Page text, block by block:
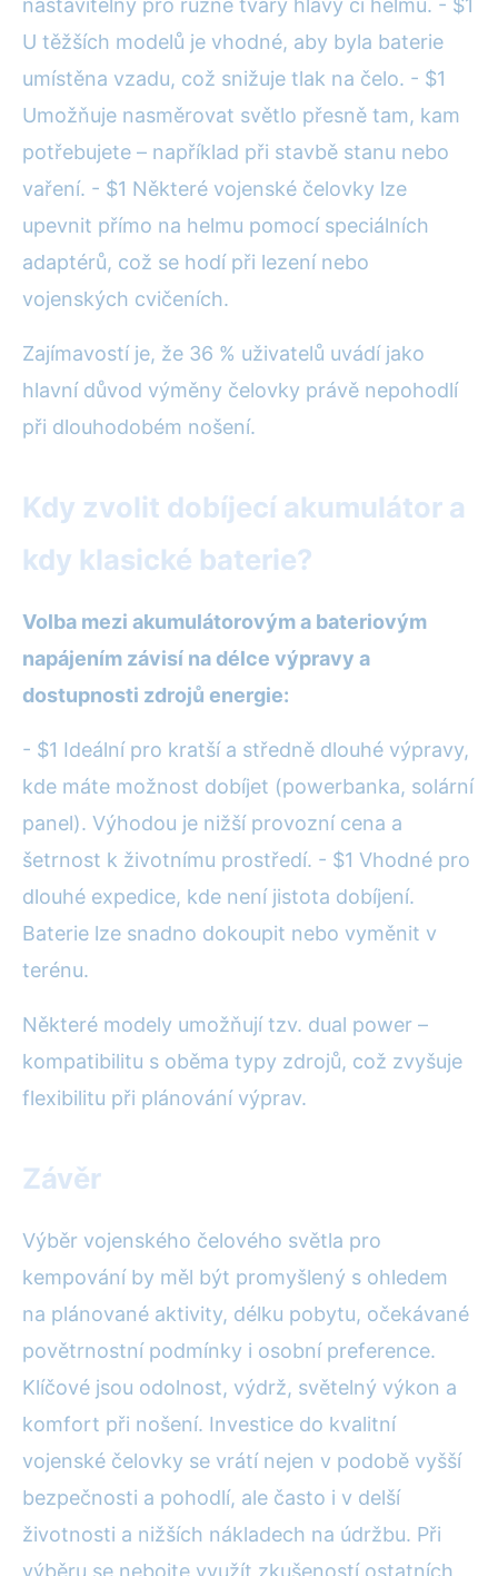
nastavitelný pro různé tvary hlavy či helmu. - $1
U těžších modelů je vhodné, aby byla baterie
umístěna vzadu, což snižuje tlak na čelo. - $1
Umožňuje nasměrovat světlo přesně tam, kam
potřebujete – například při stavbě stanu nebo
vaření. - $1 Některé vojenské čelovky lze
upevnit přímo na helmu pomocí speciálních
adaptérů, což se hodí při lezení nebo
vojenských cvičeních.
Zajímavostí je, že 36 % uživatelů uvádí jako
hlavní důvod výměny čelovky právě nepohodlí
při dlouhodobém nošení.
Kdy zvolit dobíjecí akumulátor a
kdy klasické baterie?
Volba mezi akumulátorovým a bateriovým
napájením závisí na délce výpravy a
dostupnosti zdrojů energie:
- $1 Ideální pro kratší a středně dlouhé výpravy,
kde máte možnost dobíjet (powerbanka, solární
panel). Výhodou je nižší provozní cena a
šetrnost k životnímu prostředí. - $1 Vhodné pro
dlouhé expedice, kde není jistota dobíjení.
Baterie lze snadno dokoupit nebo vyměnit v
terénu.
Některé modely umožňují tzv. dual power –
kompatibilitu s oběma typy zdrojů, což zvyšuje
flexibilitu při plánování výprav.
Závěr
Výběr vojenského čelového světla pro
kempování by měl být promyšlený s ohledem
na plánované aktivity, délku pobytu, očekávané
povětrnostní podmínky i osobní preference.
Klíčové jsou odolnost, výdrž, světelný výkon a
komfort při nošení. Investice do kvalitní
vojenské čelovky se vrátí nejen v podobě vyšší
bezpečnosti a pohodlí, ale často i v delší
životnosti a nižších nákladech na údržbu. Při
výběru se nebojte využít zkušeností ostatních